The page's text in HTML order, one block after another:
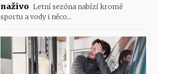
naživo Letní sezóna nabízí kromě
sportu a vody i něco...